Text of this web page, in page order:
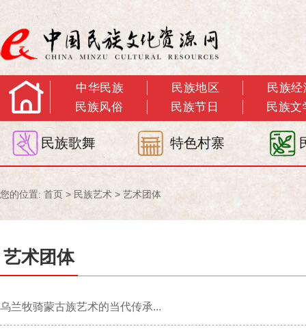
中华民族 民族地区
民族经
民族风俗
民族节日 民族文
民族歌舞 特色村寨
您的位置: 首页 > 民族艺术 > 艺术团体
艺术团体
乌兰牧骑蒙古族艺术的当代传承...